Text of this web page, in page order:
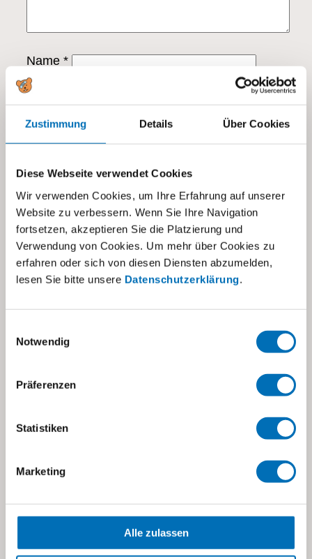
Zustimmung Details Über Cookies
Diese Webseite verwendet Cookies
Wir verwenden Cookies, um Ihre Erfahrung auf unserer
Website zu verbessern. Wenn Sie Ihre Navigation
fortsetzen, akzeptieren Sie die Platzierung und
Verwendung von Cookies. Um mehr über Cookies zu
erfahren oder sich von diesen Diensten abzumelden,
lesen Sie bitte unsere Datenschutzerklärung.
Notwendig
Präferenzen
Statistiken
Marketing
Alle zulassen
Name *
E-Mail-Adresse
Website
Name, E-Mail-Adresse und Website in
diesem Browser für meinen nächsten
Kommentar speichern.
Das könnte Sie auch interessieren